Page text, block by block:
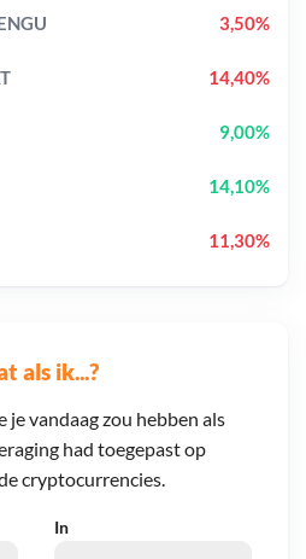
als ik...?
je vandaag zou hebben als
had toegepast op
cryptocurrencies.
In
3,50%
14,40%
9,00%
14,10%
11,30%